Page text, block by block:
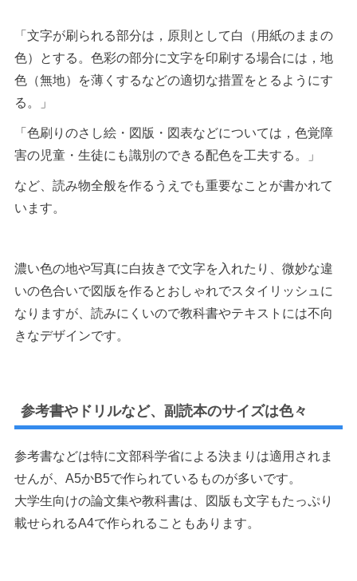
「文字が刷られる部分は，原則として白（用紙のままの
色）とする。色彩の部分に文字を印刷する場合には，地
色（無地）を薄くするなどの適切な措置をとるようにす
る。」
「色刷りのさし絵・図版・図表などについては，色覚障
害の児童・生徒にも識別のできる配色を工夫する。」
など、読み物全般を作るうえでも重要なことが書かれて
います。
濃い色の地や写真に白抜きで文字を入れたり、微妙な違
いの色合いで図版を作るとおしゃれでスタイリッシュに
なりますが、読みにくいので教科書やテキストには不向
きなデザインです。
参考書やドリルなど、副読本のサイズは色々
参考書などは特に文部科学省による決まりは適用されま
せんが、A5かB5で作られているものが多いです。
大学生向けの論文集や教科書は、図版も文字もたっぷり
載せられるA4で作られることもあります。